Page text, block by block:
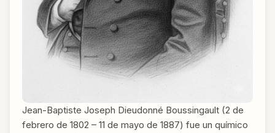
Jean-Baptiste Joseph Dieudonné Boussingault (2 de
febrero de 1802 – 11 de mayo de 1887) fue un químico